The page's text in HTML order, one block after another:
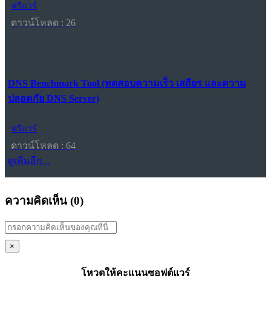
ฟรีแวร์
ดาวน์โหลด : 26
DNS Benchmark Tool (ทดสอบความเร็ว เสถียร และความ
ปลอดภัย DNS Server)
ฟรีแวร์
ดาวน์โหลด : 64
ดูเพิ่มอีก...
ความคิดเห็น (0)
×
โหวตให้คะแนนซอฟต์แวร์